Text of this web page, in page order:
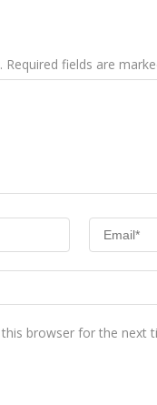
Required fields are
browser for the next